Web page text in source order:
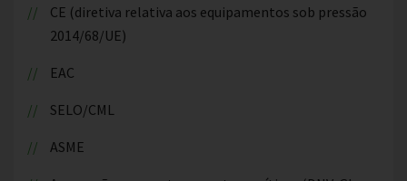
CE (diretiva relativa aos equipamentos sob pressão
2014/68/UE)
EAC
SELO/CML
ASME